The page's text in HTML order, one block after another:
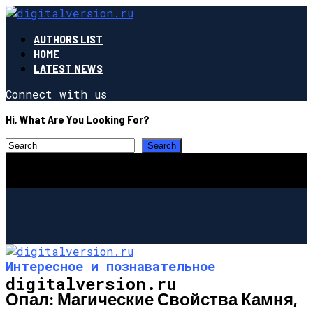
AUTHORS LIST
HOME
LATEST NEWS
Connect with us
Hi, What Are You Looking For?
digitalversion.ru
Интересное и познавательное
Опал: Магические Свойства Камня,